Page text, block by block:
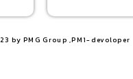
by PMG Group ,PM1-devoloper​